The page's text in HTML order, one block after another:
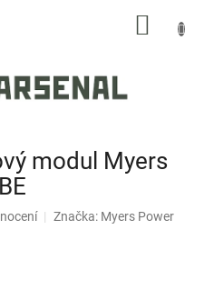
modul Myers
Značka: Myers Power